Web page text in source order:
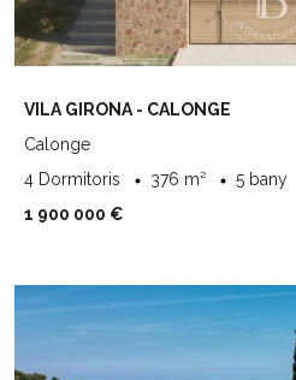
VILA GIRONA - CALONGE
Calonge
4 Dormitoris
376 m²
5 bany
1 900 000 €